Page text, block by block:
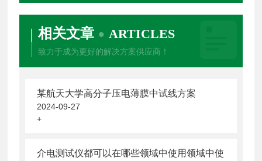
相关文章 ARTICLES
致力于成为更好的解决方案供应商！
某航天大学高分子压电薄膜中试线方案
2024-09-27
+
介电测试仪都可以在哪些领域中使用领域中使